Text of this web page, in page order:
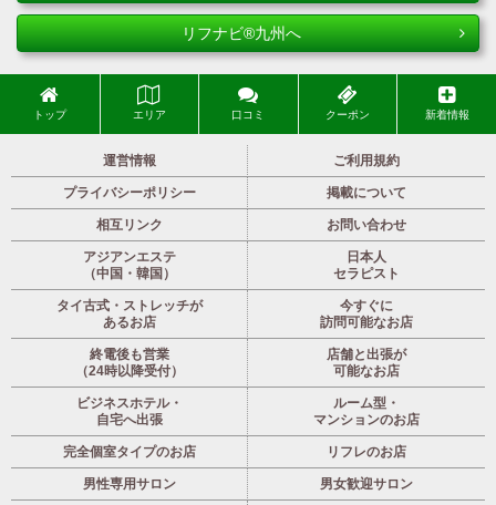
リフナビ®九州へ
トップ エリア 口コミ クーポン 新着情報
運営情報 ご利用規約
プライバシーポリシー 掲載について
相互リンク お問い合わせ
アジアンエステ
（中国・韓国）
日本人
セラピスト
タイ古式・ストレッチが
あるお店
今すぐに
訪問可能なお店
終電後も営業
（24時以降受付）
店舗と出張が
可能なお店
ビジネスホテル・
自宅へ出張
ルーム型・
マンションのお店
完全個室タイプのお店 リフレのお店
男性専用サロン 男女歓迎サロン